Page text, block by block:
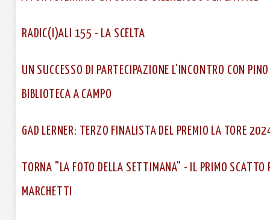
RADIC(I)ALI 155 - LA SCELTA
UN SUCCESSO DI PARTECIPAZIONE L'INCONTRO CON
BIBLIOTECA A CAMPO
GAD LERNER: TERZO FINALISTA DEL PREMIO LA TORE
TORNA "LA FOTO DELLA SETTIMANA" - IL PRIMO SCATTO
MARCHETTI